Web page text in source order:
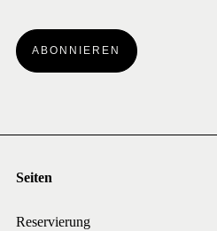
ABONNIEREN
Seiten
Reservierung